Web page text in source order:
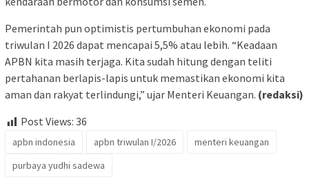
Pemerintah pun optimistis pertumbuhan ekonomi pada
triwulan I 2026 dapat mencapai 5,5% atau lebih. “Keadaan
APBN kita masih terjaga. Kita sudah hitung dengan teliti
pertahanan berlapis-lapis untuk memastikan ekonomi kita
aman dan rakyat terlindungi,” ujar Menteri Keuangan. (redaksi)
Post Views: 36
apbn indonesia apbn triwulan I/2026
menteri keuangan
purbaya yudhi sadewa